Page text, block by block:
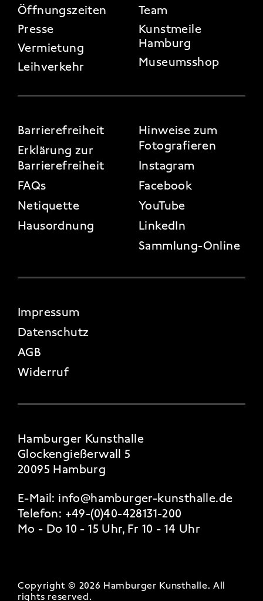
Öffnungszeiten
Presse
Vermietung
Leihverkehr
Team
Kunstmeile
Hamburg
Museumsshop
FOOTER 3
Barrierefreiheit
Erklärung zur
Barrierefreiheit
FAQs
Netiquette
Hausordnung
Hinweise zum
Fotografieren
Instagram
Facebook
YouTube
LinkedIn
Sammlung-Online
FOOTER 4
Impressum
Datenschutz
AGB
Widerruf
Hamburger Kunsthalle
Glockengießerwall 5
20095 Hamburg
E-Mail: info@hamburger-kunsthalle.de
Telefon: +49-(0)40-428131-200
Mo - Do 10 - 15 Uhr, Fr 10 - 14 Uhr
Copyright © 2026 Hamburger Kunsthalle. All
rights reserved.